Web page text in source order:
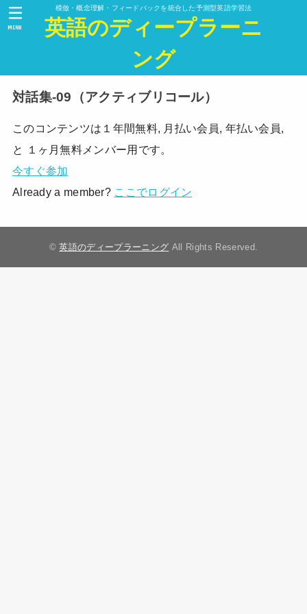
模倣・概念理解・フィードバックを統合した予測型英語学習法
英語のディープラーニ
ング
MENU
対話集-09（アクティブリコール）
このコンテンツは１年間無料, 月払い会員, 年払い会員,
と １ヶ月無料メンバー用です。
今すぐ参加
Already a member? ここでログイン
©英語のディープラーニング All Rights Reserved.